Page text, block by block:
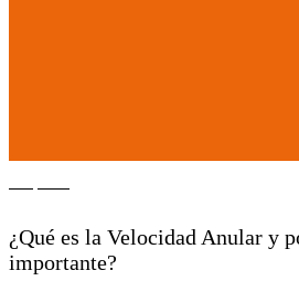
¿Qué es la Velocidad Anular y
importante?